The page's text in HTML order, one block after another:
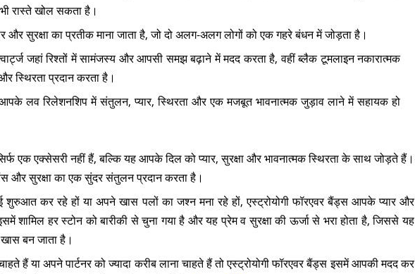
रास्ते खोल सकता है।
सुरक्षा का प्रतीक माना जाता है, जो दो अलग-अलग लोगों को एक गहरे बंधन में जोड़ता है।
जहां रिश्तों में सामंजस्य और आपसी समझ बढ़ाने में मदद करता है, वहीं ब्लैक टूमलाइन नकारात्मक
स्थिरता प्रदान करता है।
लव रिलेशनशिप में संतुलन, प्यार, स्थिरता और एक मजबूत भावनात्मक जुड़ाव लाने में सहायक हो
एक एक्सेसरी नहीं हैं, बल्कि यह आपके दिल को प्यार, सुरक्षा और भावनात्मक स्थिरता के साथ जोड़ते हैं।
और सुरक्षा का एक सुंदर संतुलन प्रदान करता है।
कर रहे हों या अपने खास पलों का जश्न मना रहे हों, एस्ट्रोयोगी फॉरएवर बैंड्स आपके प्यार और
शामिल हर स्टोन को बारीकी से चुना गया है और यह प्रेम व सुरक्षा की ऊर्जा से भरा होता है, जिससे यह
बन जाता है।
हैं या अपने पार्टनर को ज्यादा करीब लाना चाहते हैं तो एस्ट्रोयोगी फॉरएवर बैंड्स इसमें आपकी मदद कर